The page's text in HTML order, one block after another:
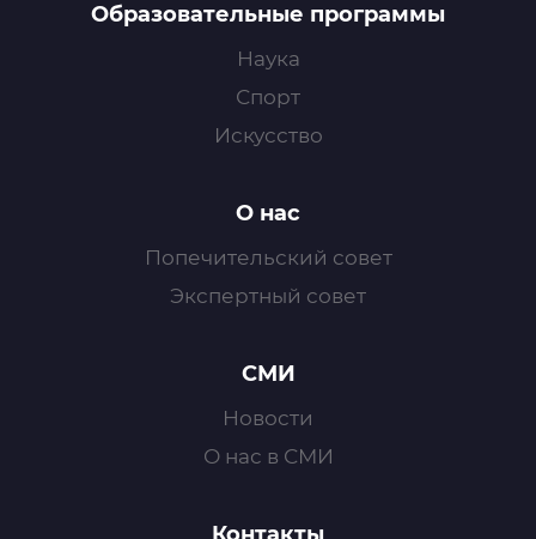
Образовательные программы
Наука
Спорт
Искусство
О нас
Попечительский совет
Экспертный совет
СМИ
Новости
О нас в СМИ